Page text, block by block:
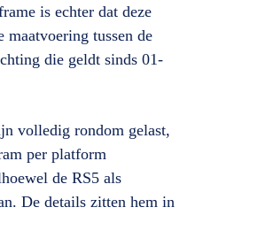
is echter dat deze
tussen de
die geldt sinds 01-
volledig rondom gelast,
per platform
de RS5 als
De details zitten hem in